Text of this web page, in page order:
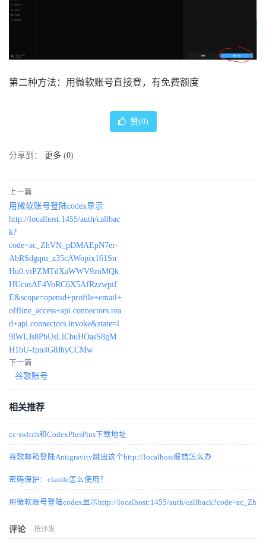
第二种方法：用微软账号直接登，有免费额度
赞(0)
分享到： 更多 (0)
上一篇
用微软账号登陆codex显示
http://localhost:1455/auth/callbac
k?
code=ac_ZhVN_pDMAEpN7er-
AbRSdgqm_z35cAWopix161Sn
Hu0.viPZMTdXaWWV9zoMQk
HUcusAF4VoRC6X5AfRzzwpif
E&scope=openid+profile+email+
offline_access+api.connectors.rea
d+api.connectors.invoke&state=l
9lWLJs8PbUsLlCbuHOasS8gM
H1bU-fpn4G8JhyCCMw
下一篇
谷歌账号
相关推荐
cc-switch和CodexPlusPlus下载地址
谷歌邮箱登陆Antigravity跳出这个http://localhost报错怎么办
密码保护：claude怎么使用？
用微软账号登陆codex显示http://localhost:1455/auth/
评论 抢沙发